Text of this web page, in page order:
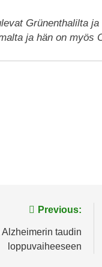
Grünenthalilta
ja hän on myös
Previous:
taudin
loppuvaiheeseen